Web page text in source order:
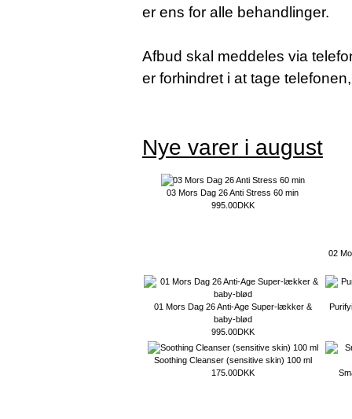
er ens for alle behandlinger.
Afbud skal meddeles via
er forhindret i at tage
Nye varer i august
03 Mors Dag 26 Anti Stress 60 min
995.00DKK
02
01 Mors Dag 26 Anti-Age Super-lækker &
baby-blød
995.00DKK
Soothing Cleanser (sensitive skin) 100 ml
175.00DKK